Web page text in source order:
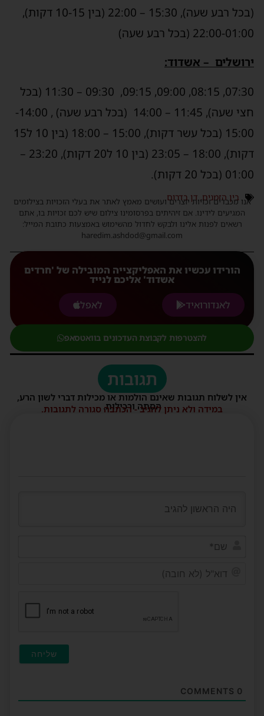
(בכל רבע שעה), 15:30 – 22:00 (בין 10-15 דקות),
22:00-01:00 (בכל רבע שעה)
ירושלים – אשדוד:
07:30, 08:15, 09:00, 09:15, 09:30 – 11:30 (בכל
חצי שעה), 11:45 – 14:00 (בכל רבע שעה) , 14:00-
15:00 (בכל עשר דקות), 15:00 – 18:00 (בין 10 ל15
דקות), 18:00 – 23:05 (בין 10 ל20 דקות), 23:20 –
01:00 (בכל 20 דקות).
בין הזמנים,דן בדרום
אנו מכבדים זכויות יוצרים ועושים מאמץ לאתר את בעלי הזכויות בצילומים
המגיעים לידינו. אם זיהיתים בפרסומינו צילום שיש לכם זכויות בו, אתם
רשאים לפנות אלינו ולבקש לחדול מהשימוש באמצעות כתובת המייל:
haredim.ashdod@gmail.com
הורידו עכשיו את האפליקצייה המובילה של 'חרדים
אשדוד' אליכם לנייד
לאנדורואיד
לאפל
להצטרפות לקבוצת העדכונים בוואטסאפ
תגובות
אין לשלוח תגובות שאינם הולמות או מכילות דברי לשון הרע,
הסתה ורכילות.
במידה ולא ניתן להגיב - הכתבה סגורה לתגובות.
0